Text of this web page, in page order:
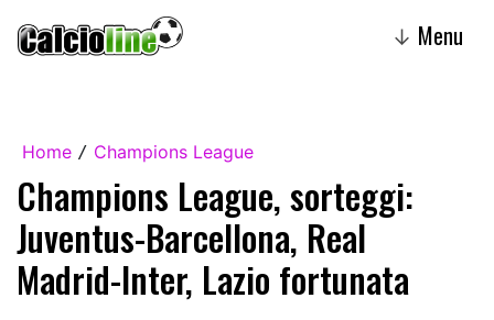
↓ Menu
Home / Champions League
Champions League, sorteggi:
Juventus-Barcellona, Real
Madrid-Inter, Lazio fortunata